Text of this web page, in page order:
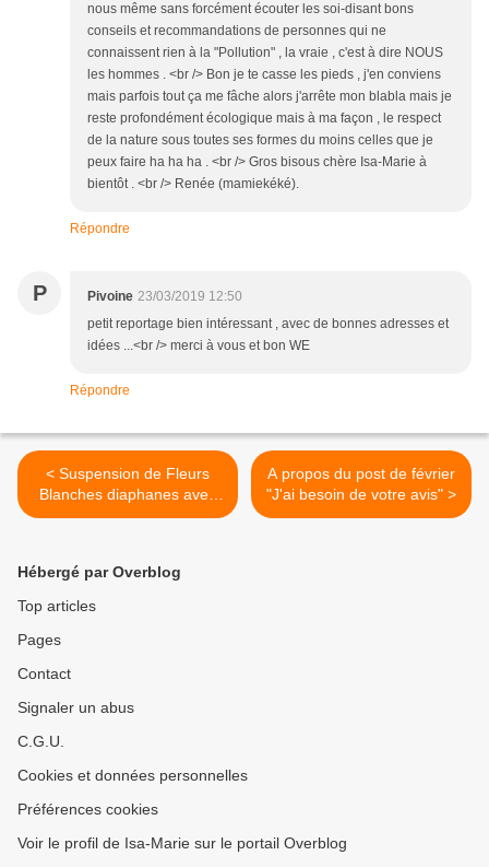
nous même sans forcément écouter les soi-disant bons
conseils et recommandations de personnes qui ne
connaissent rien à la "Pollution" , la vraie , c'est à dire NOUS
les hommes . <br /> Bon je te casse les pieds , j'en conviens
mais parfois tout ça me fâche alors j'arrête mon blabla mais je
reste profondément écologique mais à ma façon , le respect
de la nature sous toutes ses formes du moins celles que je
peux faire ha ha ha . <br /> Gros bisous chère Isa-Marie à
bientôt . <br /> Renée (mamiekéké).
Répondre
P Pivoine 23/03/2019 12:50
petit reportage bien intéressant , avec de bonnes adresses et
idées ...<br /> merci à vous et bon WE
Répondre
< Suspension de Fleurs
Blanches diaphanes avec
Fiskars
A propos du post de février
"J'ai besoin de votre avis" >
Hébergé par Overblog
Top articles
Pages
Contact
Signaler un abus
C.G.U.
Cookies et données personnelles
Préférences cookies
Voir le profil de Isa-Marie sur le portail Overblog